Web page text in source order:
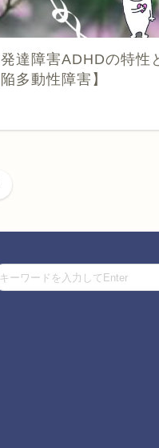
発達障害ADHDの特性
陥多動性障害】